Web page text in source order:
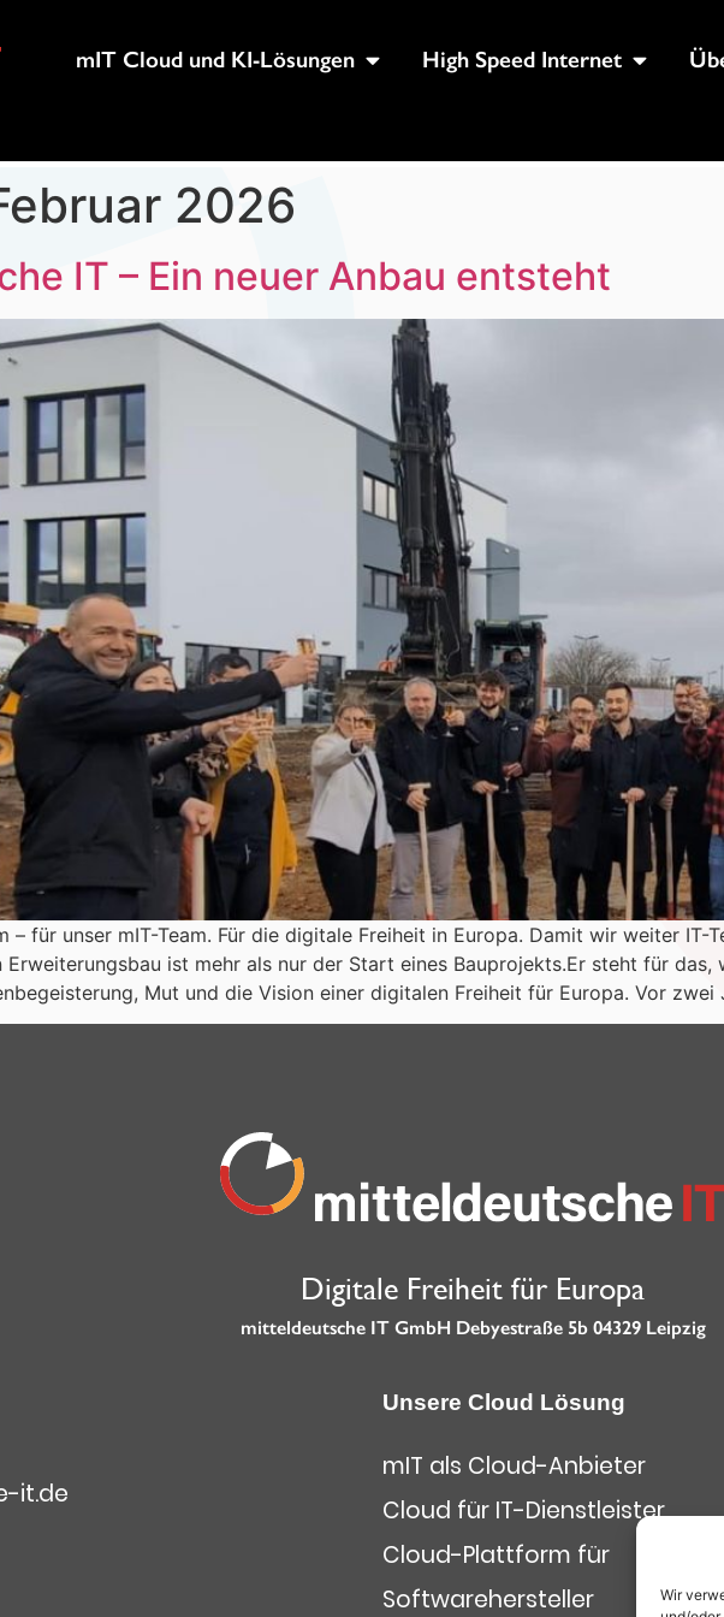
Wir
mIT Cloud und KI-Lösungen High Speed Internet
2026
IT – Ein neuer Anbau entsteht
– für unser mIT-Team. Für die digitale Freiheit in Europa. Damit wir weiter IT-
Erweiterungsbau ist mehr als nur der Start eines Bauprojekts.Er steht für das,
Mut und die Vision einer digitalen Freiheit für Europa. Vor
Digitale Freiheit für Europa
mitteldeutsche IT GmbH Debyestraße 5b 04329 Leipzig
it.de
Unsere Cloud Lösung
mIT als Cloud-Anbieter
Cloud für IT-Dienstleister
Cloud-Plattform für
Softwarehersteller